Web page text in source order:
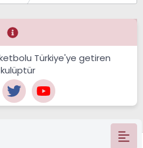
Türkiye'ye getiren
kulüptür